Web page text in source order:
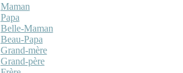
Maman
Papa
Belle-Maman
Beau-Papa
Grand-mère
Grand-père